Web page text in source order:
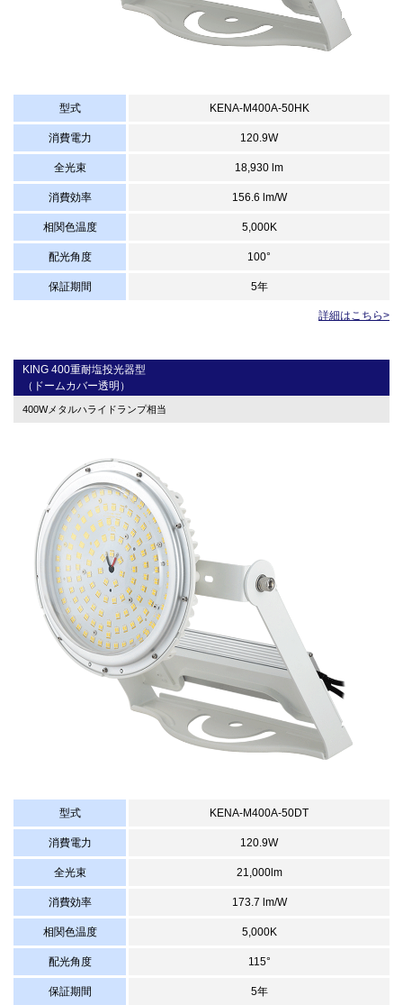
型式 KENA-M400A-50HK
消費電力 120.9W
全光束 18,930 lm
消費効率 156.6 lm/W
相関色温度 5,000K
配光角度 100°
保証期間 5年
詳細はこちら>
KING 400重耐塩投光器型
（ドームカバー透明）
400Wメタルハライドランプ相当
型式 KENA-M400A-50DT
消費電力 120.9W
全光束 21,000lm
消費効率 173.7 lm/W
相関色温度 5,000K
配光角度 115°
保証期間 5年